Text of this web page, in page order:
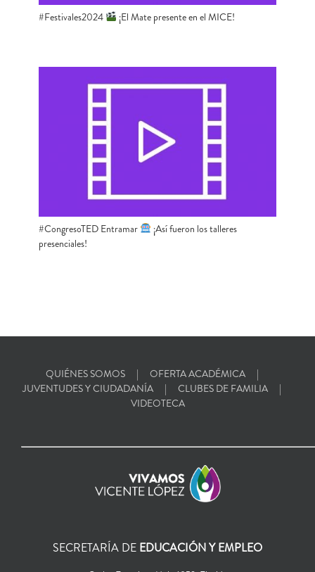
#Festivales2024 ¡El Mate presente en el MICE!
#CongresoTED Entramar
¡Así fueron los talleres
presenciales!
QUIÉNES SOMOS
OFERTA ACADÉMICA
JUVENTUDES Y CIUDADANÍA
CLUBES DE FAMILIA
VIDEOTECA
SECRETARÍA DE EDUCACIÓN Y EMPLEO